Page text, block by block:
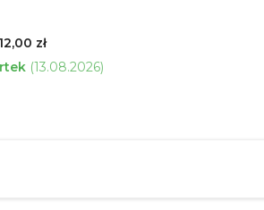
12,00 zł
(13.08.2026)